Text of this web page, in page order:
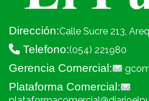
Dirección:Calle Sucre 213,
Telefono:(054) 221980
Gerencia Comercial:
Plataforma Comercial: